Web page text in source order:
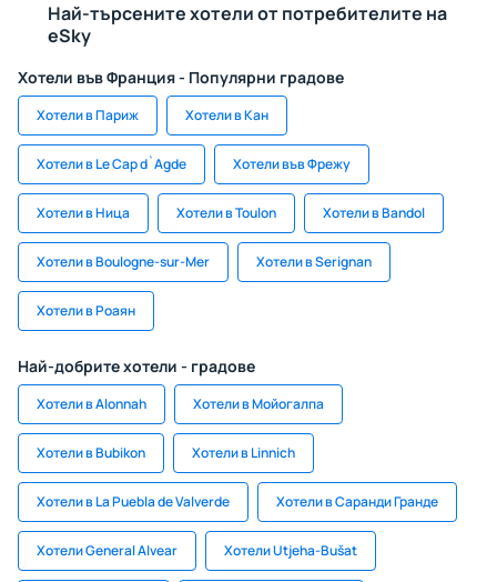
Най-търсените хотели от потребителите на
eSky
Хотели във Франция - Популярни градове
Хотели в Париж Хотели в Кан
Хотели в Le Cap d`Agde Хотели във Фрежу
Хотели в Ница Хотели в Toulon Хотели в Bandol
Хотели в Boulogne-sur-Mer Хотели в Serignan
Хотели в Роаян
Най-добрите хотели - градове
Хотели в Alonnah Хотели в Мойогалпа
Хотели в Bubikon Хотели в Linnich
Хотели в La Puebla de Valverde Хотели в Саранди Гранде
Хотели General Alvear Хотели Utjeha-Bušat